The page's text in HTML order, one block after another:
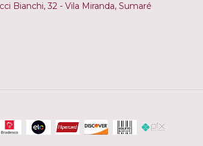
Bianchi, 32 - Vila Miranda, Sumaré